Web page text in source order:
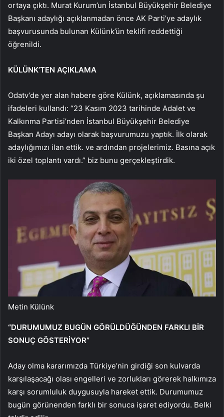
ortaya çıktı. Murat Kurum’un İstanbul Büyükşehir Belediye
Başkanı adaylığı açıklanmadan önce AK Parti’ye adaylık
başvurusunda bulunan Külünk’ün teklifi reddettiği
öğrenildi.
KÜLÜNK’TEN AÇIKLAMA
Odatv’de yer alan habere göre Külünk, açıklamasında şu
ifadeleri kullandı: “23 Kasım 2023 tarihinde Adalet ve
Kalkınma Partisi’nden İstanbul Büyükşehir Belediye
Başkan Adayı adayı olarak başvurumuzu yaptık. İlk olarak
adaylığımızı ilan ettik. ve ardından projelerimiz. Basına açık
iki özel toplantı vardı.” biz bunu gerçekleştirdik.
Metin Külünk
“DURUMUMUZ BUGÜN GÖRÜLDÜĞÜNDEN FARKLI BİR
SONUÇ GÖSTERİYOR”
Aday olma kararımızda Türkiye’nin girdiği son kulvarda
karşılaşacağı olası engelleri ve zorlukları görerek halkımıza
karşı sorumluluk duygusuyla hareket ettik. Durumumuz
bugün görünenden farklı bir sonuca işaret ediyordu. Belki